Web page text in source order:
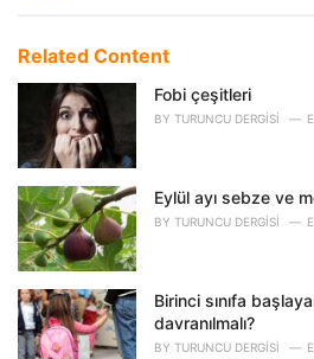
e
e
:
Related Content
Fobi çeşitleri
BY TURUNCU DERGISI
Eylül ayı sebze ve
BY TURUNCU DERGISI
Birinci sınıfa
davranılmalı?
BY TURUNCU DERGISI